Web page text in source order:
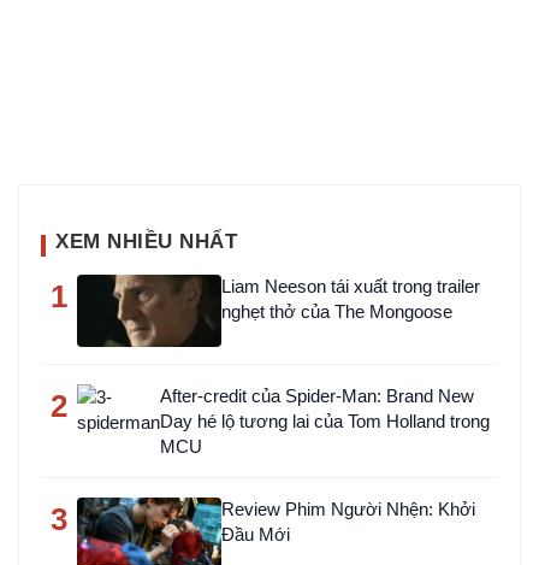
XEM NHIỀU NHẤT
1
Liam Neeson tái xuất trong trailer
nghẹt thở của The Mongoose
2
After-credit của Spider-Man: Brand New
Day hé lộ tương lai của Tom Holland trong
MCU
3
Review Phim Người Nhện: Khởi
Đầu Mới